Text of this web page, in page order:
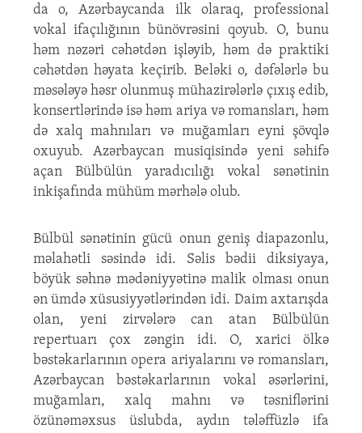
da o, Azərbaycanda ilk olaraq, professional
vokal ifaçılığının bünövrəsini qoyub. O, bunu
həm nəzəri cəhətdən işləyib, həm də praktiki
cəhətdən həyata keçirib. Beləki o, dəfələrlə bu
məsələyə həsr olunmuş mühazirələrlə çıxış edib,
konsertlərində isə həm ariya və romansları, həm
də xalq mahnıları və muğamları eyni şövqlə
oxuyub. Azərbaycan musiqisində yeni səhifə
açan Bülbülün yaradıcılığı vokal sənətinin
inkişafında mühüm mərhələ olub.
Bülbül sənətinin gücü onun geniş diapazonlu,
məlahətli səsində idi. Səlis bədii diksiyaya,
böyük səhnə mədəniyyətinə malik olması onun
ən ümdə xüsusiyyətlərindən idi. Daim axtarışda
olan, yeni zirvələrə can atan Bülbülün
repertuarı çox zəngin idi. O, xarici ölkə
bəstəkarlarının opera ariyalarını və romansları,
Azərbaycan bəstəkarlarının vokal əsərlərini,
muğamları, xalq mahnı və təsniflərini
özünəməxsus üslubda, aydın tələffüzlə ifa